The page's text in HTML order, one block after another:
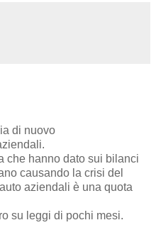
di nuovo
che hanno dato sui bilanci
causando la crisi del
aziendali è una quota
su leggi di pochi mesi.